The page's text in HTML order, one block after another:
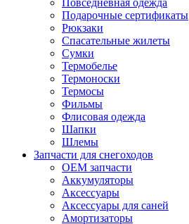
Подарочные сертификаты
Рюкзаки
Спасательные жилеты
Сумки
Термобелье
Термоноски
Термосы
Фильмы
Флисовая одежда
Шапки
Шлемы
Запчасти для снегоходов
OEM запчасти
Аккумуляторы
Аксессуары
Аксессуары для саней
Амортизаторы